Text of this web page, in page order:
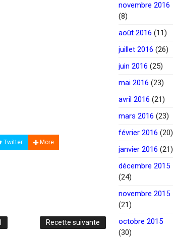
Twitter More
Recette suivante
novembre 2016
(8)
août 2016 (11)
juillet 2016 (26)
juin 2016 (25)
mai 2016 (23)
avril 2016 (21)
mars 2016 (23)
février 2016 (20)
janvier 2016 (21)
décembre 2015
(24)
novembre 2015
(21)
octobre 2015
(30)